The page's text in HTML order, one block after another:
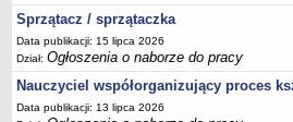
Sprzątacz / sprzątaczka
Data publikacji: 15 lipca 2026
Dział:Ogłoszenia o naborze do pracy
Nauczyciel współorganizujący proces
Data publikacji: 13 lipca 2026